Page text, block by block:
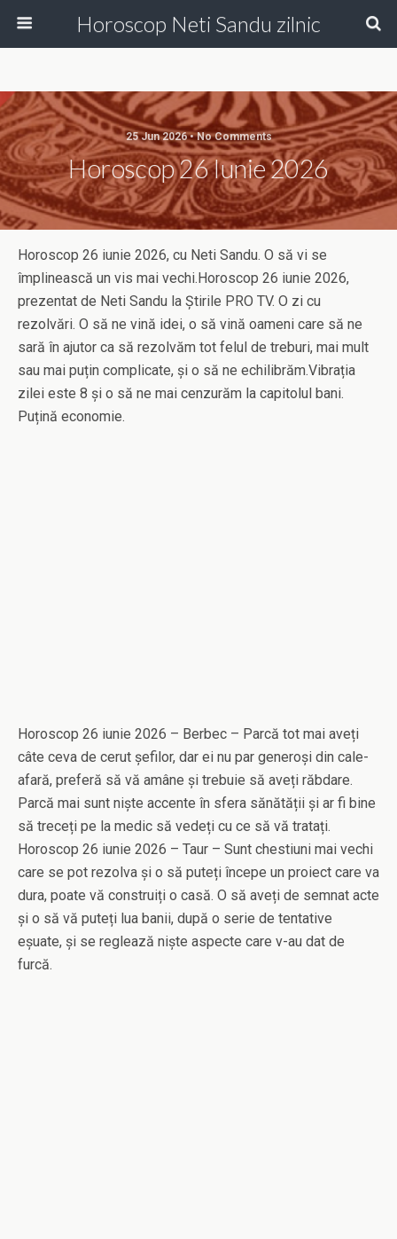
Horoscop Neti Sandu zilnic
25 Jun 2026 • No Comments
Horoscop 26 Iunie 2026
Horoscop 26 iunie 2026, cu Neti Sandu. O să vi se
împlinească un vis mai vechi.Horoscop 26 iunie 2026,
prezentat de Neti Sandu la Știrile PRO TV. O zi cu
rezolvări. O să ne vină idei, o să vină oameni care să ne
sară în ajutor ca să rezolvăm tot felul de treburi, mai mult
sau mai puțin complicate, și o să ne echilibrăm.Vibrația
zilei este 8 și o să ne mai cenzurăm la capitolul bani.
Puțină economie.
Horoscop 26 iunie 2026 – Berbec – Parcă tot mai aveți
câte ceva de cerut șefilor, dar ei nu par generoși din cale-
afară, preferă să vă amâne și trebuie să aveți răbdare.
Parcă mai sunt niște accente în sfera sănătății și ar fi bine
să treceți pe la medic să vedeți cu ce să vă tratați.
Horoscop 26 iunie 2026 – Taur – Sunt chestiuni mai vechi
care se pot rezolva și o să puteți începe un proiect care va
dura, poate vă construiți o casă. O să aveți de semnat acte
și o să vă puteți lua banii, după o serie de tentative
eșuate, și se reglează niște aspecte care v-au dat de
furcă.